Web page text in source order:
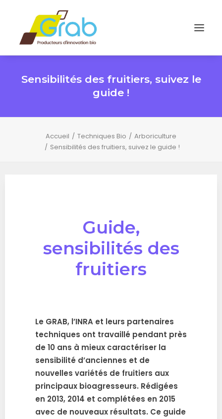
Sensibilités des fruitiers, suivez le
guide !
Accueil Techniques Bio
Arboriculture
Sensibilités des fruitiers, suivez le guide !
Guide,
sensibilités des
fruitiers
Le GRAB, l’INRA et leurs partenaires
techniques ont travaillé pendant près
de 10 ans à mieux caractériser la
sensibilité d’anciennes et de
nouvelles variétés de fruitiers aux
principaux bioagresseurs. Rédigées
en 2013, 2014 et complétées en 2015
avec de nouveaux résultats. Ce guide